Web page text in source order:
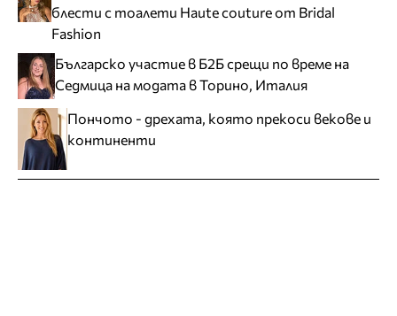
блести с тоалети Haute couture от Bridal
Fashion
Българско участие в Б2Б срещи по време на
Седмица на модата в Торино, Италия
Пончото - дрехата, която прекоси векове и
континенти